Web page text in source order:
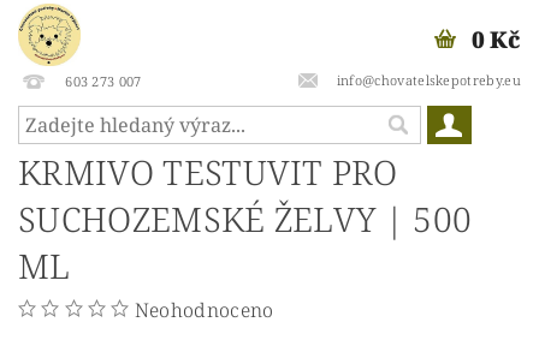
603 273 007 info@chovatelskepotreby.eu
0 Kč
KRMIVO TESTUVIT PRO
SUCHOZEMSKÉ ŽELVY | 500
ML
Neohodnoceno